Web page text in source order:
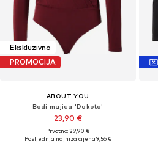
Ekskluzivno
PROMOCIJA
ABOUT YOU
Bodi majica 'Dakota'
23,90 €
Prvotno: 29,90 €
Posljednja najniža cijena:9,56 €